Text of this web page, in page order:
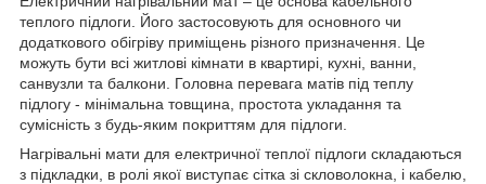
теплого підлоги. Його застосовують для основного чи
додаткового обігріву приміщень різного призначення. Це
можуть бути всі житлові кімнати в квартирі, кухні, ванни,
санвузли та балкони. Головна перевага матів під теплу
підлогу - мінімальна товщина, простота укладання та
сумісність з будь-яким покриттям для підлоги.
Нагрівальні мати для електричної теплої підлоги складаються
з підкладки, в ролі якої виступає сітка зі скловолокна, і кабелю,